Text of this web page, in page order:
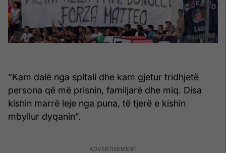
“Kam dalë nga spitali dhe kam gjetur tridhjetë
persona që më prisnin, familjarë dhe miq. Disa
kishin marrë leje nga puna, të tjerë e kishin
mbyllur dyqanin”.